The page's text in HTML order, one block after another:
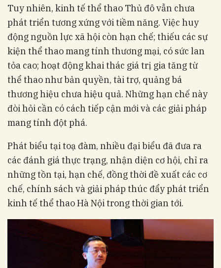
Tuy nhiên, kinh tế thể thao Thủ đô vẫn chưa
phát triển tương xứng với tiềm năng. Việc huy
động nguồn lực xã hội còn hạn chế; thiếu các sự
kiện thể thao mang tính thương mại, có sức lan
tỏa cao; hoạt động khai thác giá trị gia tăng từ
thể thao như bản quyền, tài trợ, quảng bá
thương hiệu chưa hiệu quả. Những hạn chế này
đòi hỏi cần có cách tiếp cận mới và các giải pháp
mang tính đột phá.
Phát biểu tại toạ đàm, nhiều đại biểu đã đưa ra
các đánh giá thực trạng, nhận diện cơ hội, chỉ ra
những tồn tại, hạn chế, đồng thời đề xuất các cơ
chế, chính sách và giải pháp thúc đẩy phát triển
kinh tế thể thao Hà Nội trong thời gian tới.